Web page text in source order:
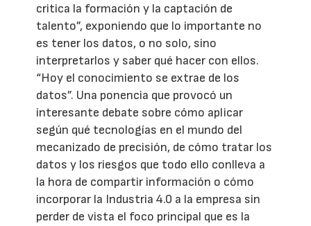
critica la formación y la captación de
talento”, exponiendo que lo importante no
es tener los datos, o no solo, sino
interpretarlos y saber qué hacer con ellos.
“Hoy el conocimiento se extrae de los
datos”. Una ponencia que provocó un
interesante debate sobre cómo aplicar
según qué tecnologías en el mundo del
mecanizado de precisión, de cómo tratar los
datos y los riesgos que todo ello conlleva a
la hora de compartir información o cómo
incorporar la Industria 4.0 a la empresa sin
perder de vista el foco principal que es la